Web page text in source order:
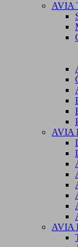
AVIA
AVIA
AVIA